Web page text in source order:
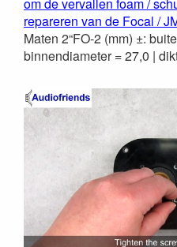
repareren van de Focal /
Maten 2“FO-2 (mm) ±:
binnendiameter = 27,0 |